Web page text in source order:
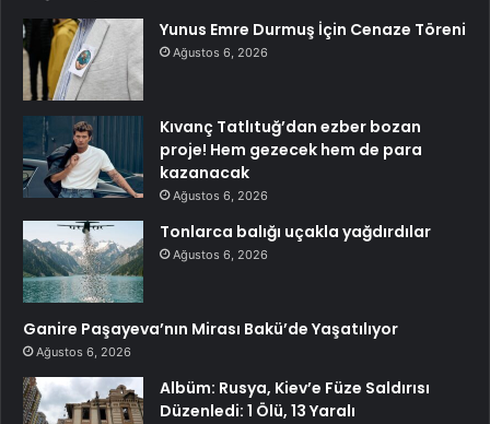
Yunus Emre Durmuş İçin Cenaze Töreni
Ağustos 6, 2026
Kıvanç Tatlıtuğ’dan ezber bozan
proje! Hem gezecek hem de para
kazanacak
Ağustos 6, 2026
Tonlarca balığı uçakla yağdırdılar
Ağustos 6, 2026
Ganire Paşayeva’nın Mirası Bakü’de Yaşatılıyor
Ağustos 6, 2026
Albüm: Rusya, Kiev’e Füze Saldırısı
Düzenledi: 1 Ölü, 13 Yaralı